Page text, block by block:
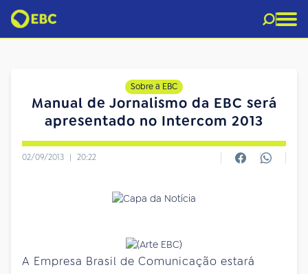
Sobre a EBC
Manual de Jornalismo da EBC será
apresentado no Intercom 2013
02/09/2013 | 20:22
A Empresa Brasil de Comunicação estará